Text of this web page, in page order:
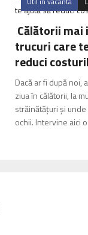
Călătorii mai
trucuri care
reduci
Dacă ar fi după noi,
ziua în călătorii, la
străinătățuri și
ochii. Inter­vine aici o